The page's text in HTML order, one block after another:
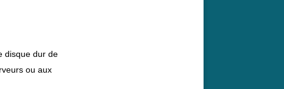
disque dur de
ou aux